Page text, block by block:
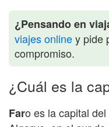
¿Pensando en
viajes onliney pide
compromiso.
¿Cuál es la
Faro es la capital